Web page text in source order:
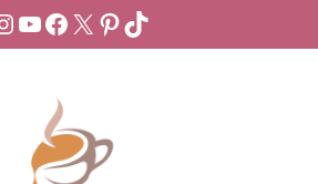
YouTube
Facebook
X Pinterest
TikTok